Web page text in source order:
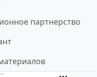
партнерство